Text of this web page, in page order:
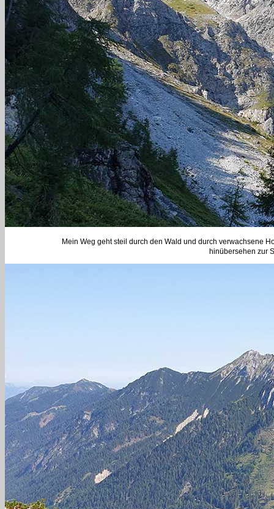
Mein Weg geht steil durch den Wald und durch verwachsene
hinübersehen zur